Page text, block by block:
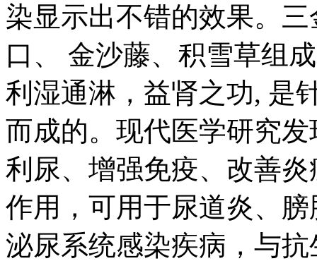
染显示出不错的效果。
口、 金沙藤、积雪草组
利湿通淋，益肾之功, 是
而成的。现代医学研究
利尿、增强免疫、改善
作用，可用于尿道炎、
泌尿系统感染疾病，与